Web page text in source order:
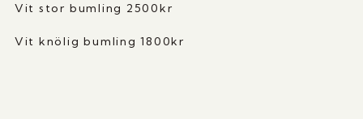
Vit stor bumling 2500kr
Vit knölig bumling 1800kr